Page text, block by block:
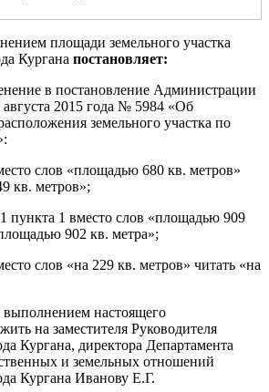
площади земельного участка
Кургана постановляет:
в постановление Администрации
августа 2015 года № 5984 «Об
земельного участка по
слов «площадью 680 кв. метров»
кв. метров»;
пункта 1 вместо слов «площадью 909
902 кв. метра»;
слов «на 229 кв. метров» читать «на
выполнением настоящего
на заместителя Руководителя
Кургана, директора Департамента
и земельных отношений
Кургана Иванову Е.Г.